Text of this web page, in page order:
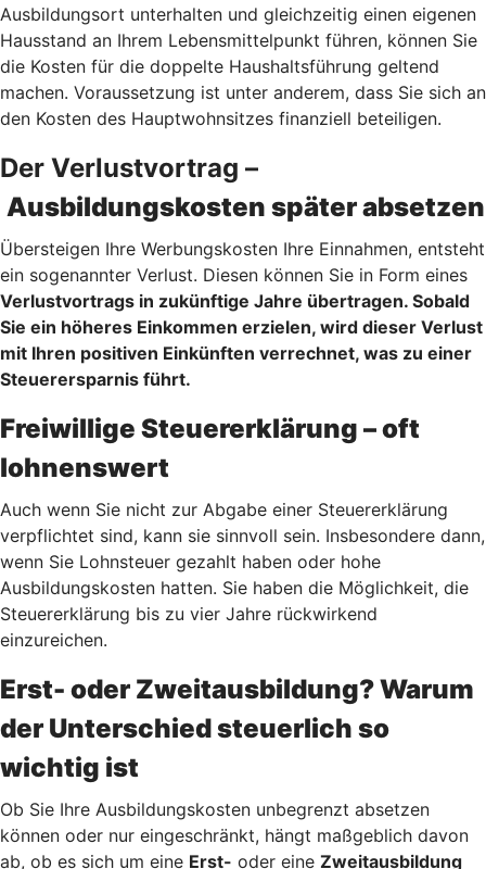
Ausbildungsort unterhalten und gleichzeitig einen eigenen
Hausstand an Ihrem Lebensmittelpunkt führen, können Sie
die Kosten für die doppelte Haushaltsführung geltend
machen. Voraussetzung ist unter anderem, dass Sie sich an
den Kosten des Hauptwohnsitzes finanziell beteiligen.
Der Verlustvortrag –
Ausbildungskosten später absetzen
Übersteigen Ihre Werbungskosten Ihre Einnahmen, entsteht
ein sogenannter Verlust. Diesen können Sie in Form eines
Verlustvortrags in zukünftige Jahre übertragen. Sobald
Sie ein höheres Einkommen erzielen, wird dieser Verlust
mit Ihren positiven Einkünften verrechnet, was zu einer
Steuerersparnis führt.
Freiwillige Steuererklärung – oft
lohnenswert
Auch wenn Sie nicht zur Abgabe einer Steuererklärung
verpflichtet sind, kann sie sinnvoll sein. Insbesondere dann,
wenn Sie Lohnsteuer gezahlt haben oder hohe
Ausbildungskosten hatten. Sie haben die Möglichkeit, die
Steuererklärung bis zu vier Jahre rückwirkend
einzureichen.
Erst- oder Zweitausbildung? Warum
der Unterschied steuerlich so
wichtig ist
Ob Sie Ihre Ausbildungskosten unbegrenzt absetzen
können oder nur eingeschränkt, hängt maßgeblich davon
ab, ob es sich um eine Erst- oder eine Zweitausbildung